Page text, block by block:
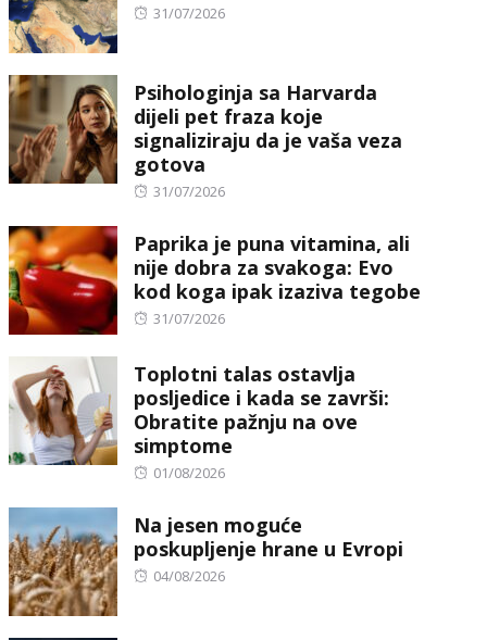
Posted
31/07/2026
Psihologinja sa Harvarda
dijeli pet fraza koje
signaliziraju da je vaša veza
gotova
Posted
31/07/2026
Paprika je puna vitamina, ali
nije dobra za svakoga: Evo
kod koga ipak izaziva tegobe
Posted
31/07/2026
Toplotni talas ostavlja
posljedice i kada se završi:
Obratite pažnju na ove
simptome
Posted
01/08/2026
Na jesen moguće
poskupljenje hrane u Evropi
Posted
04/08/2026